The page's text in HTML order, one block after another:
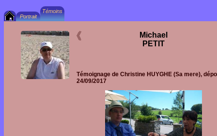
Michael
PETIT
Témoignage de Christine HUYGHE (Sa mere),
24/09/2017